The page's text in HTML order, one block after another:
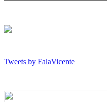
Tweets by FalaVicente